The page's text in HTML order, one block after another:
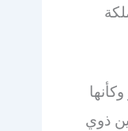
وكأنها
ذوي